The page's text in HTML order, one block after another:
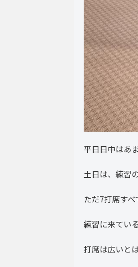
平日日中はあ
土日は、練習
ただ7打席す
練習に来てい
打席は広いと